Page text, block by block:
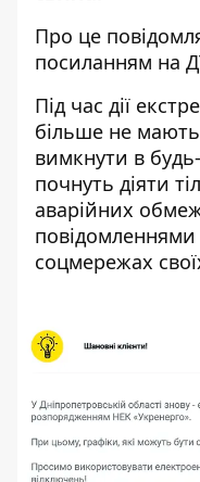
Про це
посиланням на
Під час дії
більше не
вимкнути в
почнуть діяти
аварійних
повідомленнями
соцмережах